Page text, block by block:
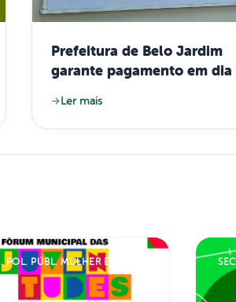
Prefeitura de Belo Jardim
garante pagamento em dia
mês de julho
Ler mais